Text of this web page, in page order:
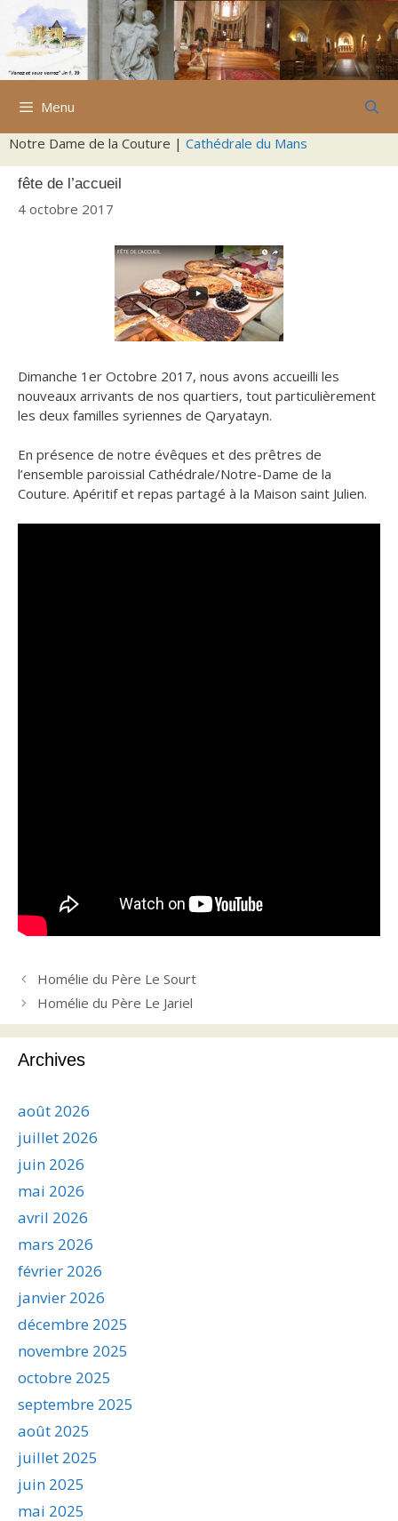
Aller
contenu
Menu
Notre Dame de la Couture | Cathédrale du Mans
fête de l’accueil
4 octobre 2017
Dimanche 1er Octobre 2017, nous avons accueilli les
nouveaux arrivants de nos quartiers, tout particulièrement
les deux familles syriennes de Qaryatayn.
En présence de notre évêques et des prêtres de
l’ensemble paroissial Cathédrale/Notre-Dame de la
Couture. Apéritif et repas partagé à la Maison saint Julien.
Homélie du Père Le Sourt
Homélie du Père Le Jariel
Archives
août 2026
juillet 2026
juin 2026
mai 2026
avril 2026
mars 2026
février 2026
janvier 2026
décembre 2025
novembre 2025
octobre 2025
septembre 2025
août 2025
juillet 2025
juin 2025
mai 2025